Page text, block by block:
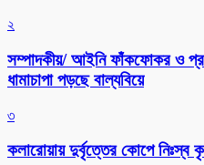
২
সম্পাদকীয়/ আইনি ফাঁকফোকর ও
ধামাচাপা পড়ছে বাল্যবিয়ে
৩
কলারোয়ায় দুর্বৃত্তের কোপে নিঃস্ব